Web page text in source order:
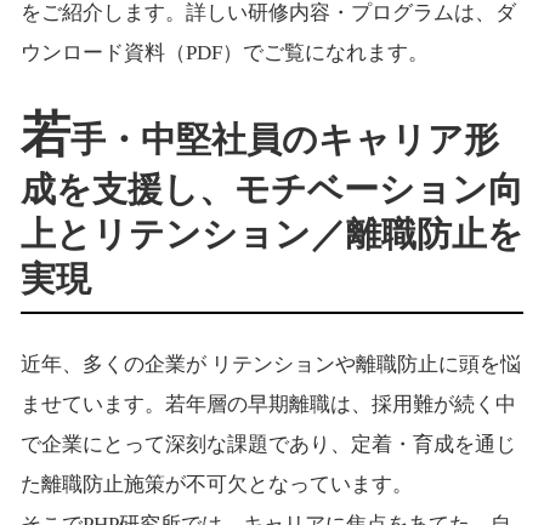
をご紹介します。詳しい研修内容・プログラムは、ダ
ウンロード資料（PDF）でご覧になれます。
若手・中堅社員のキャリア形
成を支援し、モチベーション向
上とリテンション／離職防止を
実現
近年、多くの企業が リテンションや離職防止に頭を悩
ませています。若年層の早期離職は、採用難が続く中
で企業にとって深刻な課題であり、定着・育成を通じ
た離職防止施策が不可欠となっています。